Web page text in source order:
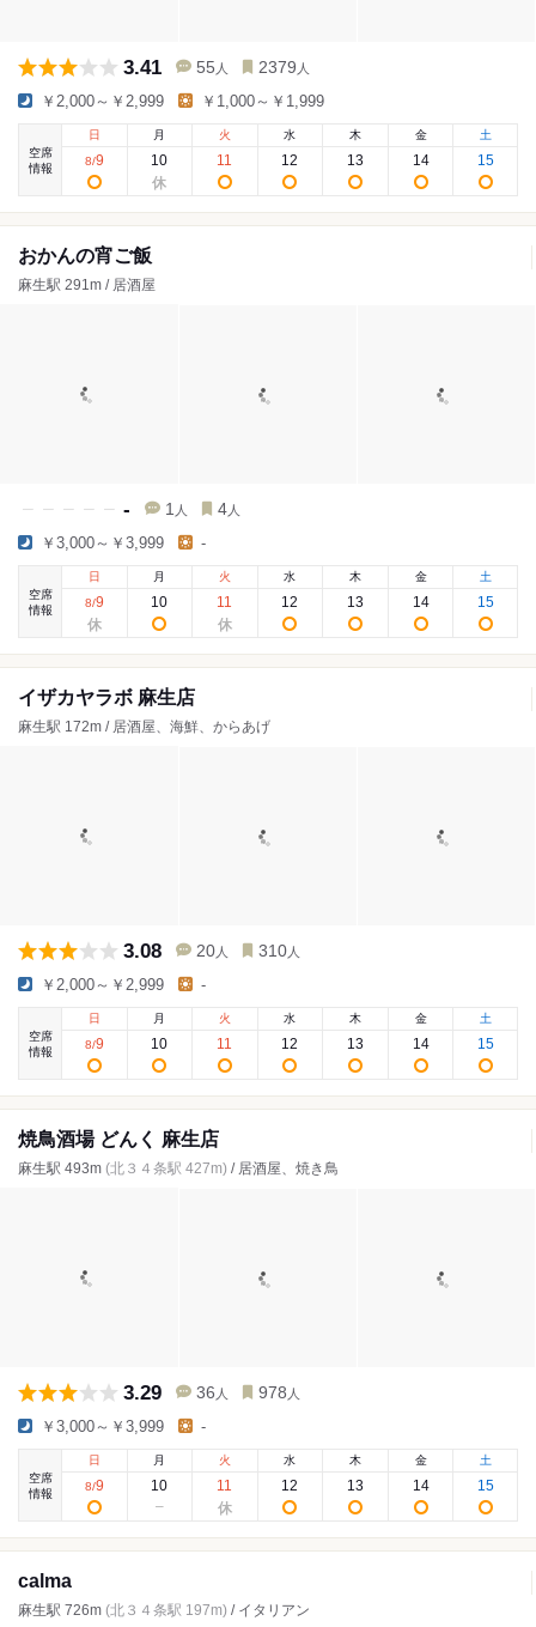
3.41 55 人 2379 人
￥2,000～￥2,999 ￥1,000～￥1,999
空席
情報
日
8/9
月
10
火
11
水
12
木
13
金
14
土
15
おかんの宵ご飯
麻生駅 291m / 居酒屋
- 1 人 4 人
￥3,000～￥3,999 -
空席
情報
日
8/9
月
10
火
11
水
12
木
13
金
14
土
15
イザカヤラボ 麻生店
麻生駅 172m / 居酒屋、海鮮、からあげ
3.08 20 人 310 人
￥2,000～￥2,999 -
空席
情報
日
8/9
月
10
火
11
水
12
木
13
金
14
土
15
焼鳥酒場 どんく 麻生店
麻生駅 493m (北３４条駅 427m) / 居酒屋、焼き鳥
3.29 36 人 978 人
￥3,000～￥3,999 -
空席
情報
日
8/9
月
10
火
11
水
12
木
13
金
14
土
15
calma
麻生駅 726m (北３４条駅 197m) / イタリアン